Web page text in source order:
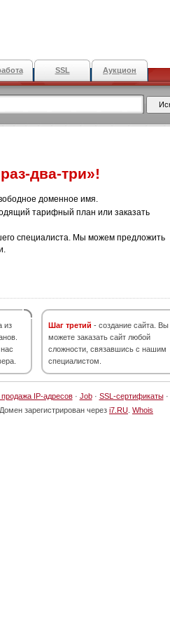
SSL Аукцион
два-три»!
доменное имя.
тарифный план или заказать
специалиста. Мы можем предложить
из
Шаг третий - создание сайта. Вы
можете заказать сайт любой
сложности, связавшись с нашим
специалистом.
IP-адресов· Job· SSL-сертификаты·
Домен зарегистрирован через i7.RU Whois